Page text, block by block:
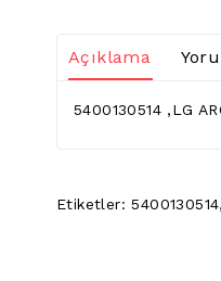
Açıklama
5400130514 ,LG
Etiketler:5400130514,